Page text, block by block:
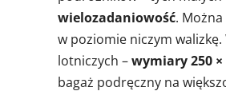
wielozadaniowość.
w poziomie niczym
lotniczych –wymiary 250 ×
bagaż podręczny na